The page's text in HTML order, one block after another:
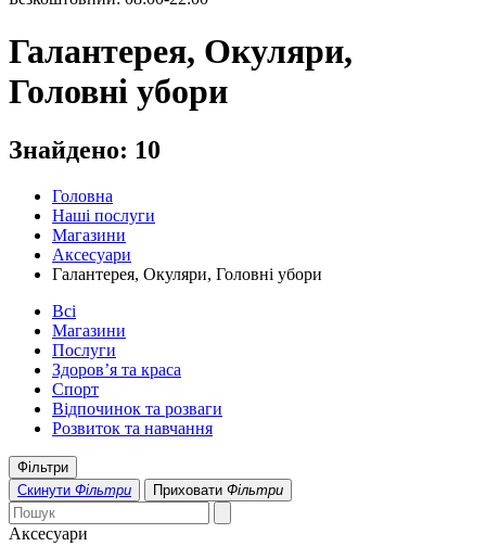
Галантерея, Окуляри,
Головні убори
Знайдено: 10
Головна
Наші послуги
Магазини
Аксесуари
Галантерея, Окуляри, Головні убори
Всі
Магазини
Послуги
Здоров’я та краса
Спорт
Відпочинок та розваги
Розвиток та навчання
Фільтри
Скинути Фільтри Приховати Фільтри
Аксесуари